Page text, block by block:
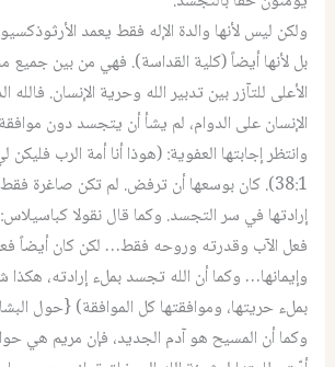
ولكن ليس لأنها والدة الإله فقط يعمد
بل لأنها أيضاً (كلية القداسة). فهي من بين جميع
الأعلى للتآزر بين تدبير الله وحرية الإنسان.
الإنسان على الدوام، لم يشأ أن يتجسد دون
وانتظر إجابتها العفوية: (هوذا أنا أمة الرب
38:1). كان بوسعها أن ترفض. لم تكن صاغرة
إرادتها في سر التجسد. وكما قال نقولا
فعل الآب وقدرته وروحه فقط… لكن كان أيضاً فعل
وإيمانها… وكما أن الله تجسد بملء إرادته،
بملء حريتها، وموافقتها كل الموافقة) {حول البشارة،
وكما أن المسيح هو آدم الجديد، فإن مريم هي